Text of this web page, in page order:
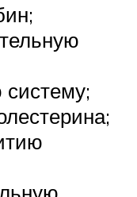
систему;